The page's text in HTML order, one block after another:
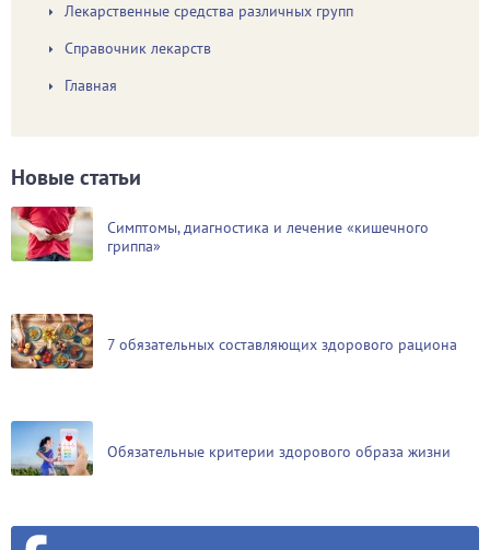
Лекарственные средства различных групп
Справочник лекарств
Главная
Новые статьи
Симптомы, диагностика и лечение «кишечного
гриппа»
7 обязательных составляющих здорового рациона
Обязательные критерии здорового образа жизни